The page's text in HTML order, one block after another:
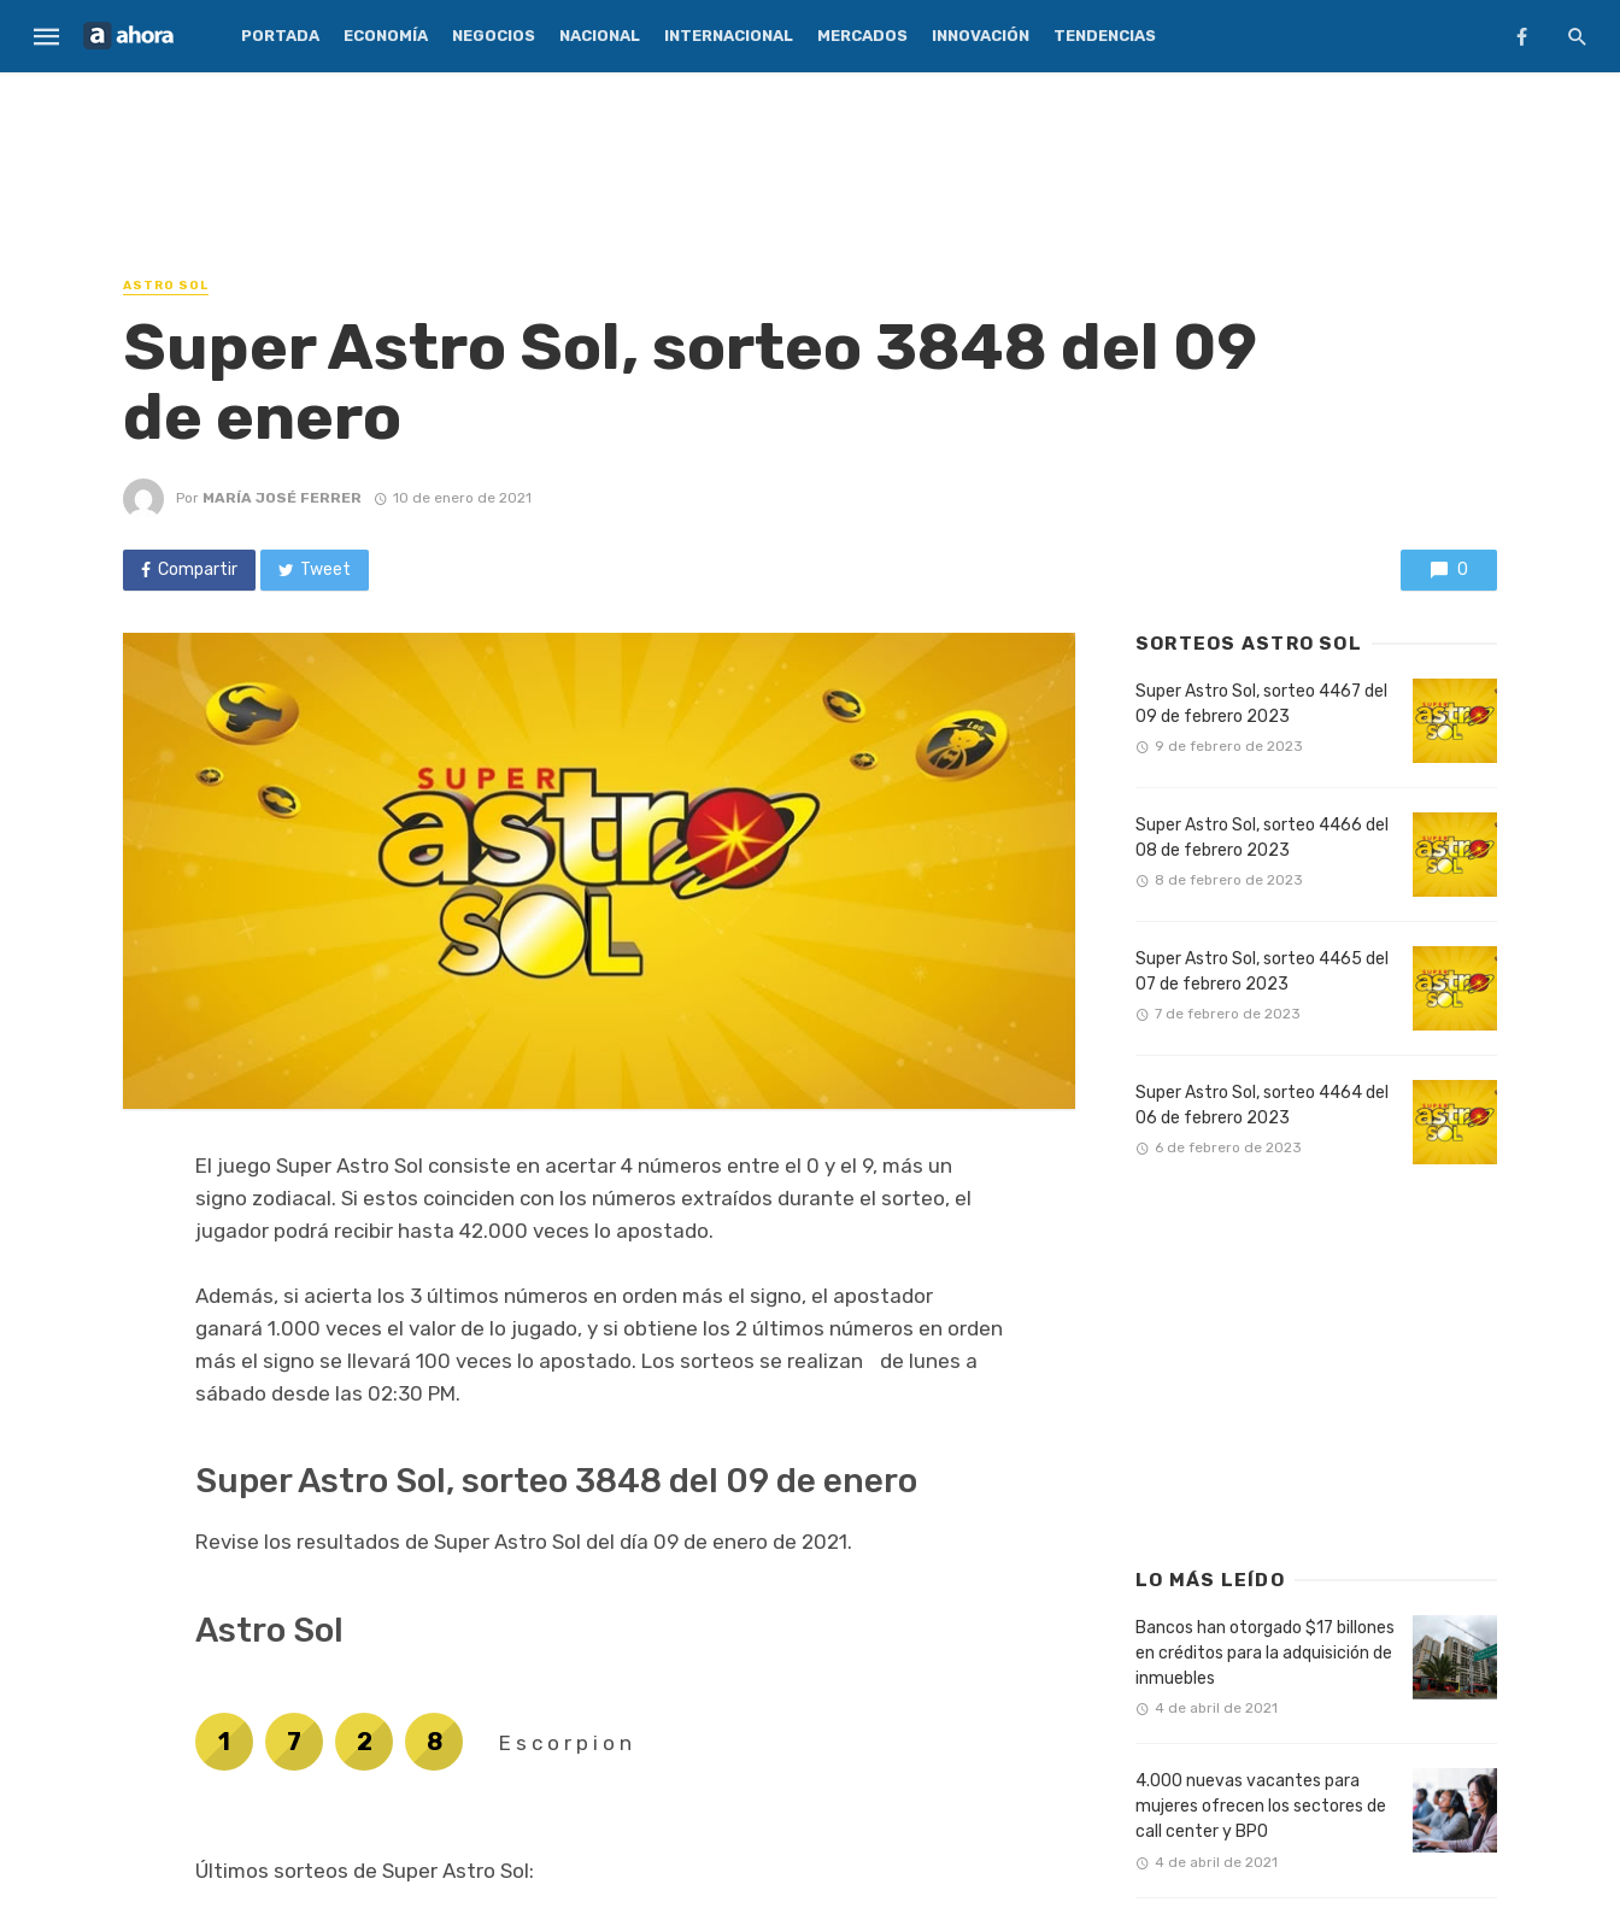
PORTADA ECONOMÍA NEGOCIOS NACIONAL INTERNACIONAL MERCADOS INNOVACIÓN TENDENCIAS
ASTRO SOL
Super Astro Sol, sorteo 3848 del 09
de enero
Por MARÍA JOSÉ FERRER 10 de enero de 2021
Compartir Tweet 0
El juego Super Astro Sol consiste en acertar 4 números entre el 0 y el 9, más un
signo zodiacal. Si estos coinciden con los números extraídos durante el sorteo, el
jugador podrá recibir hasta 42.000 veces lo apostado.
Además, si acierta los 3 últimos números en orden más el signo, el apostador
ganará 1.000 veces el valor de lo jugado, y si obtiene los 2 últimos números en orden
más el signo se llevará 100 veces lo apostado. Los sorteos se realizan de lunes a
sábado desde las 02:30 PM.
Super Astro Sol, sorteo 3848 del 09 de enero
Revise los resultados de Super Astro Sol del día 09 de enero de 2021.
Astro Sol
1 7 2 8 Escorpion
Últimos sorteos de Super Astro Sol:
SORTEOS ASTRO SOL
Super Astro Sol, sorteo 4467 del
09 de febrero 2023
9 de febrero de 2023
Super Astro Sol, sorteo 4466 del
08 de febrero 2023
8 de febrero de 2023
Super Astro Sol, sorteo 4465 del
07 de febrero 2023
7 de febrero de 2023
Super Astro Sol, sorteo 4464 del
06 de febrero 2023
6 de febrero de 2023
LO MÁS LEÍDO
Bancos han otorgado $17 billones
en créditos para la adquisición de
inmuebles
4 de abril de 2021
4.000 nuevas vacantes para
mujeres ofrecen los sectores de
call center y BPO
4 de abril de 2021